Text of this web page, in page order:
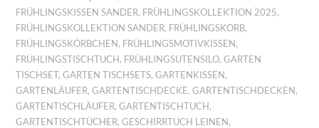
FRÜHLINGSKISSEN SANDER, FRÜHLINGSKOLLEKTION 2025,
FRÜHLINGSKOLLEKTION SANDER, FRÜHLINGSKORB,
FRÜHLINGSKÖRBCHEN, FRÜHLINGSMOTIVKISSEN,
FRÜHLINGSTISCHTUCH, FRÜHLINGSUTENSILO,GARTEN
TISCHSET,GARTEN TISCHSETS,GARTENKISSEN,
GARTENLÄUFER,GARTENTISCHDECKE,GARTENTISCHDECKEN,
GARTENTISCHLÄUFER,GARTENTISCHTUCH,
GARTENTISCHTÜCHER,GESCHIRRTUCH LEINEN,